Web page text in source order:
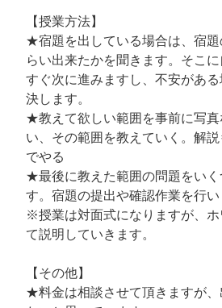
【授業方法】
★宿題を出している場合は、宿題
らい出来たかを聞きます。そこ
すぐ次に進みますし、不安があ
決します。
★教えて欲しい範囲を事前に写真
い、その範囲を教えていく。解
でやる
★最後に教えた範囲の問題をい
す。宿題の提出や確認作業を行い
※授業は対面式になりますが、ホ
て説明していきます。
【その他】
★料金は相談させて頂きますが